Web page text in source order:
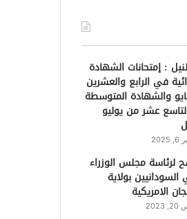
: إمتحانات الشهادة
في الرابع والعشرين
والشهادة المتوسطة
عشر من يوليو
لرئاسة مجلس الوزراء
السودانيين بولاية
الامريكية